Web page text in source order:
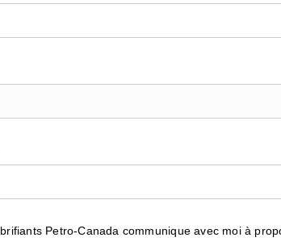
Petro-Canada communique avec moi à